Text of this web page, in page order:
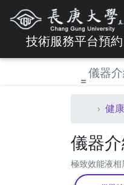
技術服務平台預約
儀器
健
儀器
極致效能液